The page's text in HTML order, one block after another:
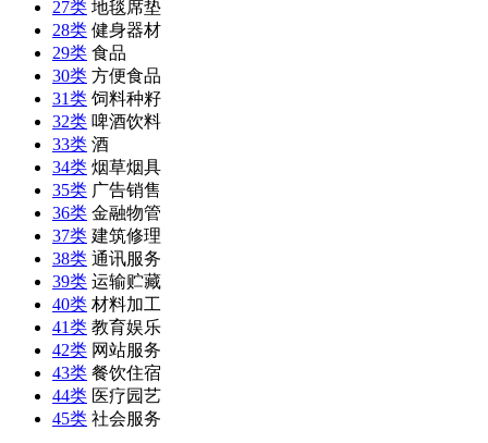
27类 地毯席垫
28类 健身器材
29类 食品
30类 方便食品
31类 饲料种籽
32类 啤酒饮料
33类 酒
34类 烟草烟具
35类 广告销售
36类 金融物管
37类 建筑修理
38类 通讯服务
39类 运输贮藏
40类 材料加工
41类 教育娱乐
42类 网站服务
43类 餐饮住宿
44类 医疗园艺
45类 社会服务